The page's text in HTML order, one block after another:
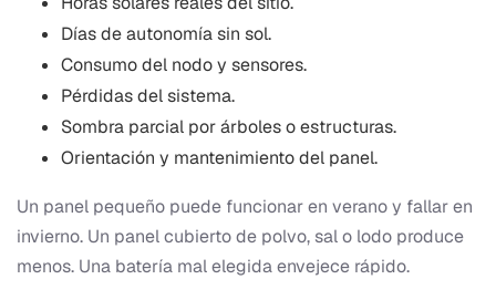
Días de autonomía sin sol.
Consumo del nodo y sensores.
Pérdidas del sistema.
Sombra parcial por árboles o estructuras.
Orientación y mantenimiento del panel.
Un panel pequeño puede funcionar en verano y fallar en
invierno. Un panel cubierto de polvo, sal o lodo produce
menos. Una batería mal elegida envejece rápido.